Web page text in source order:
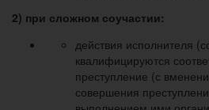
2) при сложном со­участии:
действия исполнителя
квалифицируются
преступление (с
совершения